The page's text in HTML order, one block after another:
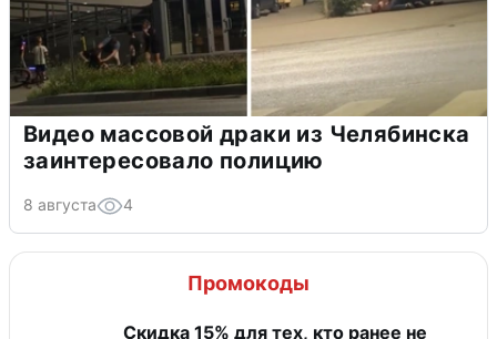
Видео массовой драки из Челябинска
заинтересовало полицию
8 августа 4
Промокоды
Скидка 15% для тех, кто ранее не